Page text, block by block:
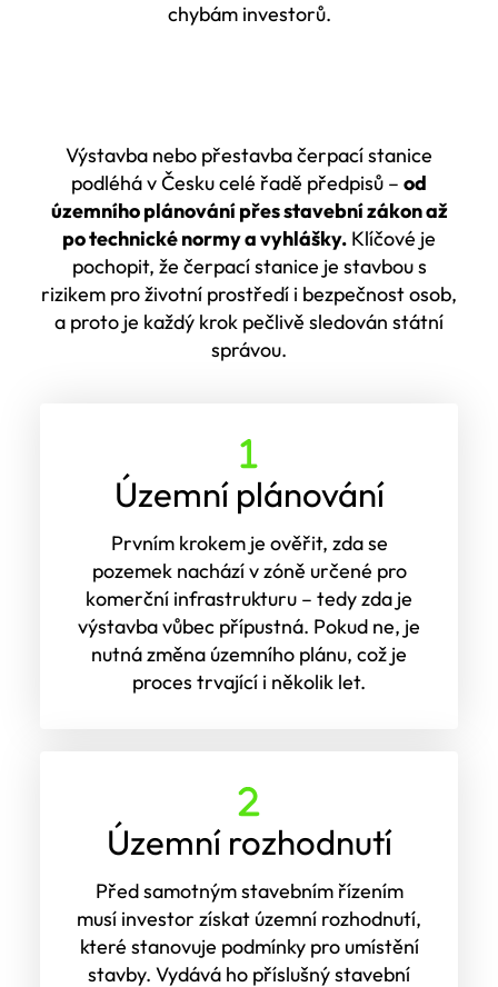
chybám investorů.
Výstavba nebo přestavba čerpací stanice
podléhá v Česku celé řadě předpisů – od
územního plánování přes stavební zákon až
po technické normy a vyhlášky. Klíčové je
pochopit, že čerpací stanice je stavbou s
rizikem pro životní prostředí i bezpečnost osob,
a proto je každý krok pečlivě sledován státní
správou.
Územní plánování
Prvním krokem je ověřit, zda se
pozemek nachází v zóně určené pro
komerční infrastrukturu – tedy zda je
výstavba vůbec přípustná. Pokud ne, je
nutná změna územního plánu, což je
proces trvající i několik let.
Územní rozhodnutí
Před samotným stavebním řízením
musí investor získat územní rozhodnutí,
které stanovuje podmínky pro umístění
stavby. Vydává ho příslušný stavební